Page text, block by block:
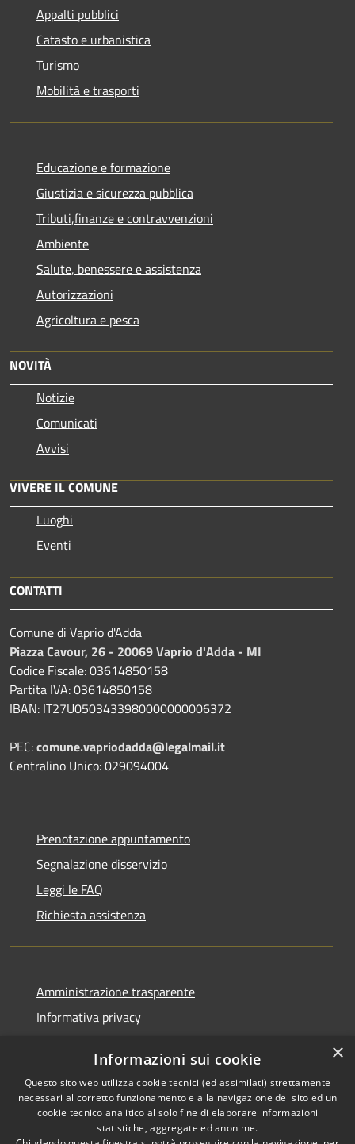
Appalti pubblici
Catasto e urbanistica
Turismo
Mobilità e trasporti
Educazione e formazione
Giustizia e sicurezza pubblica
Tributi,finanze e contravvenzioni
Ambiente
Salute, benessere e assistenza
Autorizzazioni
Agricoltura e pesca
NOVITÀ
Notizie
Comunicati
Avvisi
VIVERE IL COMUNE
Luoghi
Eventi
CONTATTI
Comune di Vaprio d'Adda
Piazza Cavour, 26 - 20069 Vaprio d'Adda - MI
Codice Fiscale: 03614850158
Partita IVA: 03614850158
IBAN: IT27U0503433980000000006372
PEC:comune.vapriodadda@legalmail.it
Centralino Unico: 029094004
Prenotazione appuntamento
Segnalazione disservizio
Leggi le FAQ
Richiesta assistenza
Amministrazione trasparente
Informativa privacy
Dichiarazione di accessibilità
×
Informazioni sui cookie
Questo sito web utilizza cookie tecnici (ed assimilati) strettamente
necessari al corretto funzionamento e alla navigazione del sito ed un
cookie tecnico analitico al solo fine di elaborare informazioni
statistiche, aggregate ed anonime.